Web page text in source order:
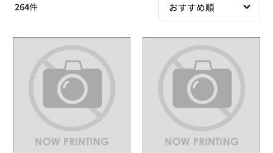
264件